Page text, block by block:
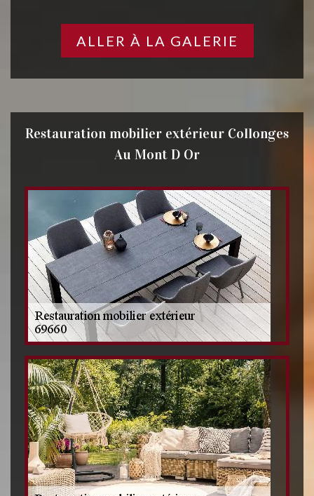
ALLER À LA GALERIE
Restauration mobilier extérieur Collonges
Au Mont D Or